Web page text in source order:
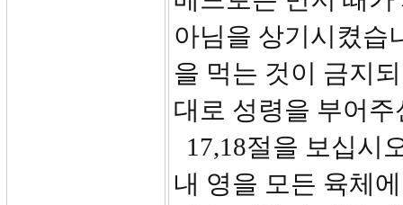
아님을 상기시켰습
을 먹는 것이 금지
대로 성령을 부어
17,18절을 보십시
내 영을 모든 육체